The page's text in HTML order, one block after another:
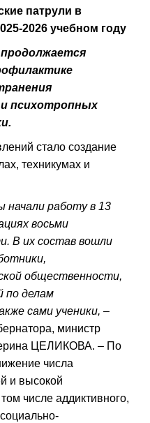
патрули в
2026 учебном году
и психотропных
стало создание
техникумах и
начали работу в 13
восьми
В их состав вошли
общественности,
по делам
сами ученики, –
министр
ЦЕЛИКОВА. – По
числа
и высокой
числе аддиктивного,